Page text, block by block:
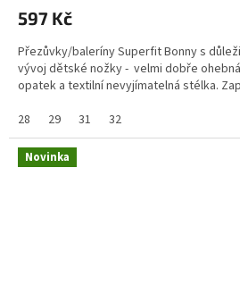
597 Kč
Přezůvky/baleríny Superfit Bonny s
vývoj dětské nožky - velmi dobře
opatek a textilní nevyjímatelná stélka.
28
29 31 32
Novinka